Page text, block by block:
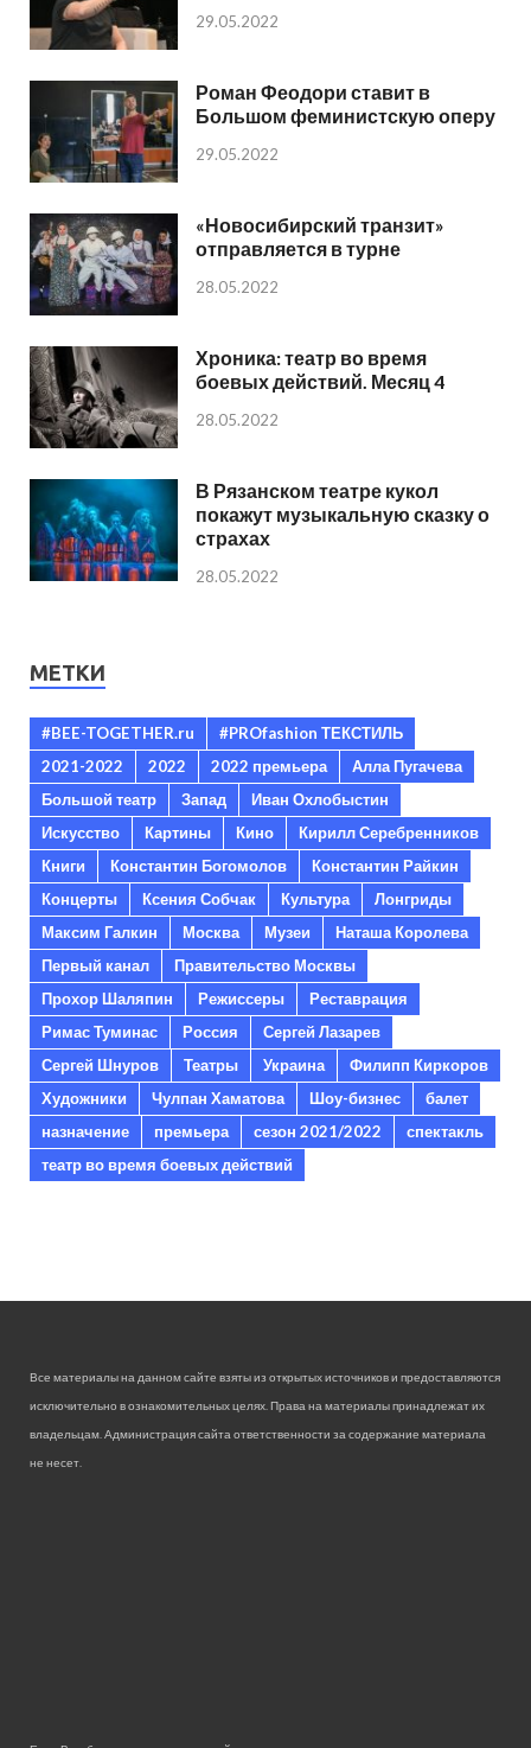
29.05.2022
Роман Феодори ставит в
Большом феминистскую оперу
29.05.2022
«Новосибирский транзит»
отправляется в турне
28.05.2022
Хроника: театр во время
боевых действий. Месяц 4
28.05.2022
В Рязанском театре кукол
покажут музыкальную сказку о
страхах
28.05.2022
МЕТКИ
#BEE-TOGETHER.ru
#PROfashion ТЕКСТИЛЬ
2021-2022
2022 2022 премьера
Алла Пугачева
Большой театр
Запад
Иван Охлобыстин
Искусство
Картины Кино
Кирилл Серебренников
Книги
Константин Богомолов
Константин Райкин
Концерты
Ксения Собчак Культура
Лонгриды
Максим Галкин
Москва Музеи
Наташа Королева
Первый канал
Правительство Москвы
Прохор Шаляпин
Режиссеры
Реставрация
Римас Туминас
Россия
Сергей Лазарев
Сергей Шнуров
Театры Украина
Филипп Киркоров
Художники
Чулпан Хаматова Шоу-бизнес
балет
назначение
премьера сезон 2021/2022
спектакль
театр во время боевых действий
Все материалы на данном сайте взяты из открытых источников и предоставляются
исключительно в ознакомительных целях. Права на материалы принадлежат их
владельцам. Администрация сайта ответственности за содержание материала
не несет.